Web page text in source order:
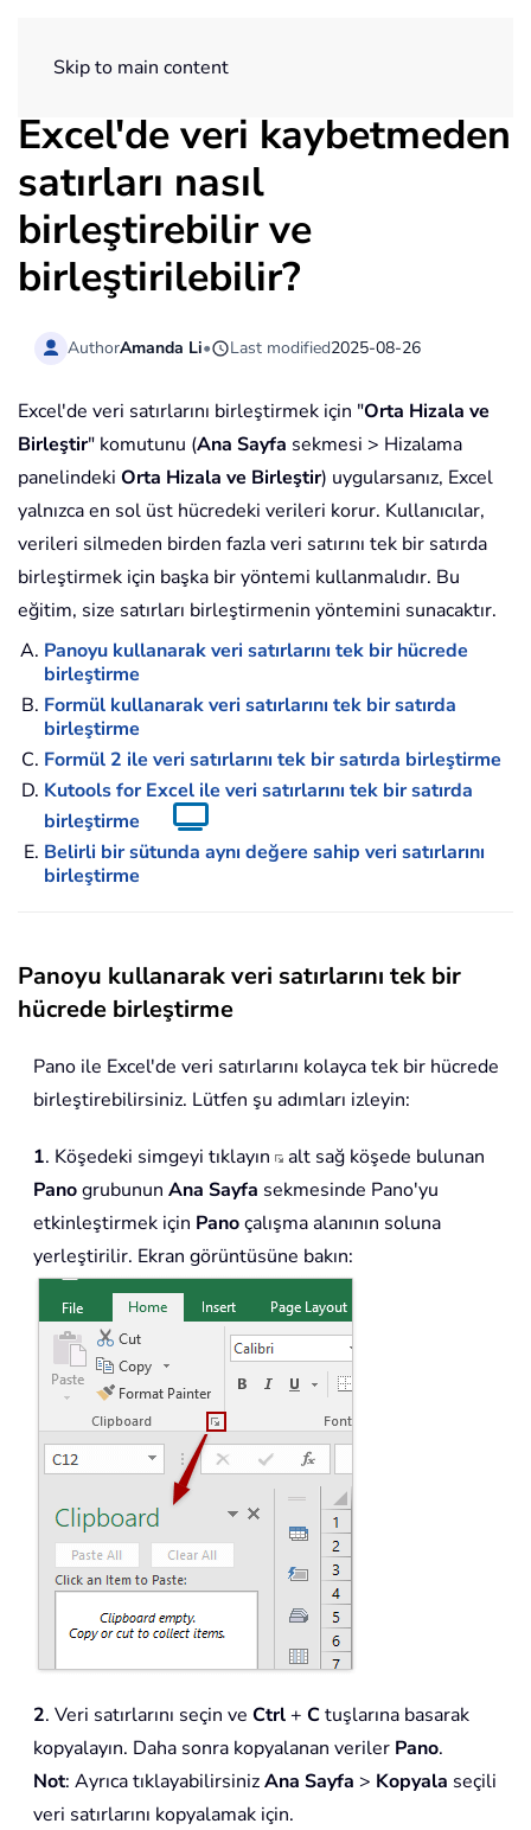
Skip to main content
Excel'de veri kaybetmeden
satırları nasıl
birleştirebilir ve
birleştirilebilir?
AuthorAmanda Li• Last modified2025-08-26
Excel'de veri satırlarını birleştirmek için "Orta Hizala ve
Birleştir" komutunu (Ana Sayfa sekmesi > Hizalama
panelindeki Orta Hizala ve Birleştir) uygularsanız, Excel
yalnızca en sol üst hücredeki verileri korur. Kullanıcılar,
verileri silmeden birden fazla veri satırını tek bir satırda
birleştirmek için başka bir yöntemi kullanmalıdır. Bu
eğitim, size satırları birleştirmenin yöntemini sunacaktır.
Panoyu kullanarak veri satırlarını tek bir hücrede
birleştirme
Formül kullanarak veri satırlarını tek bir satırda
birleştirme
Formül 2 ile veri satırlarını tek bir satırda birleştirme
Kutools for Excel ile veri satırlarını tek bir satırda
birleştirme
Belirli bir sütunda aynı değere sahip veri satırlarını
birleştirme
Panoyu kullanarak veri satırlarını tek bir
hücrede birleştirme
Pano ile Excel'de veri satırlarını kolayca tek bir hücrede
birleştirebilirsiniz. Lütfen şu adımları izleyin:
1. Köşedeki simgeyi tıklayın
alt sağ köşede bulunan
Panogrubunun Ana Sayfa sekmesinde Pano'yu
etkinleştirmek için Panoçalışma alanının soluna
yerleştirilir. Ekran görüntüsüne bakın:
2. Veri satırlarını seçin ve Ctrl+ Ctuşlarına basarak
kopyalayın. Daha sonra kopyalanan veriler Pano.
Not: Ayrıca tıklayabilirsinizAna Sayfa > Kopyala seçili
veri satırlarını kopyalamak için.